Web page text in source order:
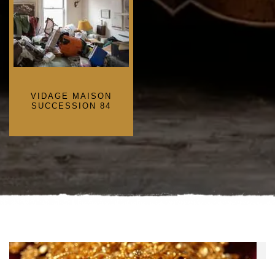
VIDAGE MAISON
SUCCESSION 84